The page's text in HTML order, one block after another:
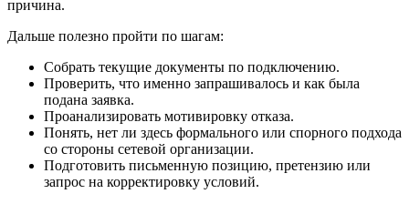
причина.
Дальше полезно пройти по шагам:
Собрать текущие документы по подключению.
Проверить, что именно запрашивалось и как была
подана заявка.
Проанализировать мотивировку отказа.
Понять, нет ли здесь формального или спорного подхода
со стороны сетевой организации.
Подготовить письменную позицию, претензию или
запрос на корректировку условий.